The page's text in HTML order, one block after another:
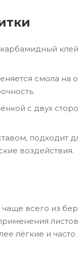
смола на
с двух
подходит
воздействия.
всего из
лёгкие и